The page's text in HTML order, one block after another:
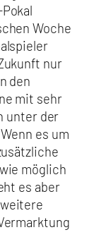
Woche
nur
den
mit sehr
unter der
es um
möglich
es aber